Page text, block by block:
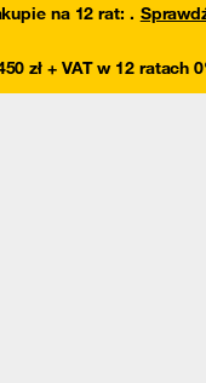
na 12 rat: .
zł + VAT w 12 ratach